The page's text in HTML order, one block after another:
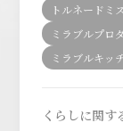
トルネードミ
ミラブルプロ
ミラブルキッ
くらしに関す